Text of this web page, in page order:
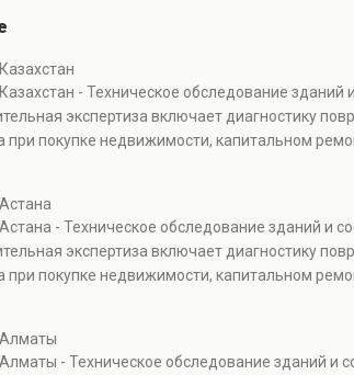
- Техническое обследование
экспертиза включает диагностику
при покупке недвижимости, капитальном
- Техническое обследование зданий и
экспертиза включает диагностику
при покупке недвижимости, капитальном
Алматы
- Техническое обследование зданий и